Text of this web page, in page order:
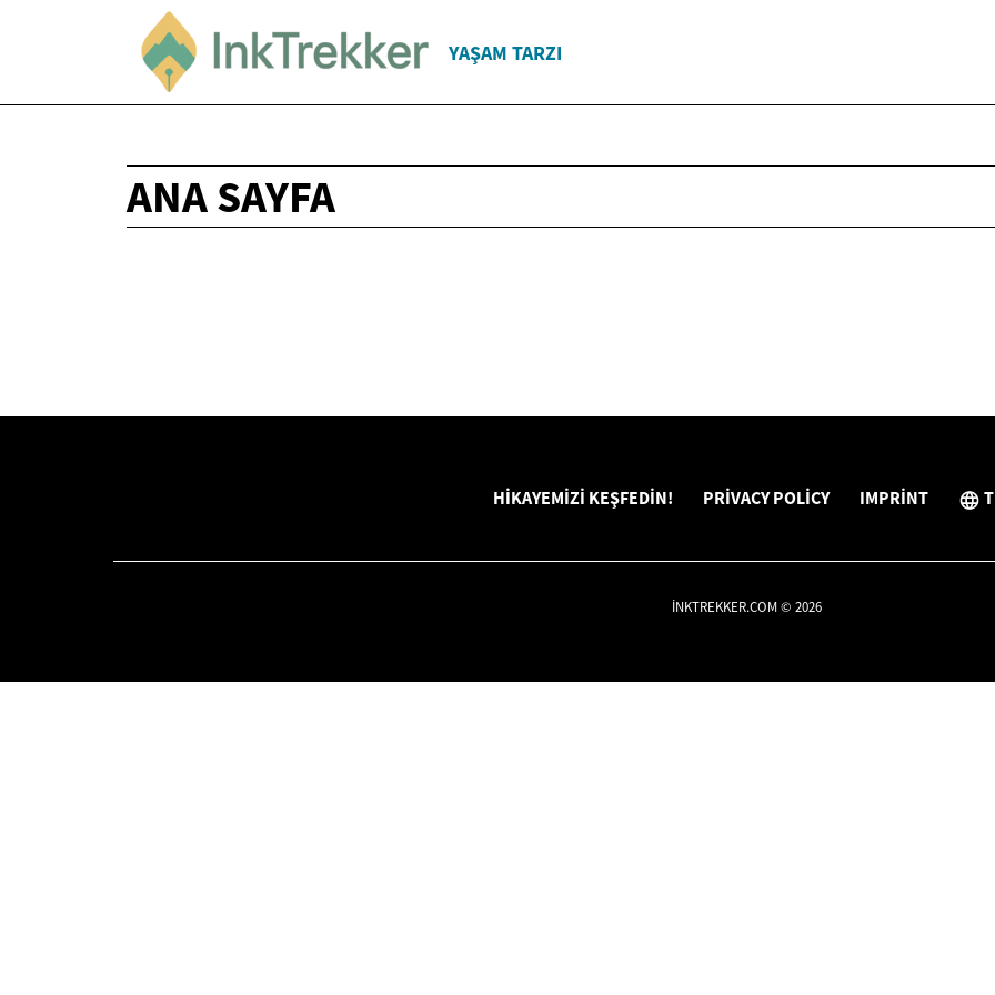
YAŞAM TARZI
ANA SAYFA
HIKAYEMIZI KEŞFEDIN! PRIVACY POLICY IMPRINT
INKTREKKER.COM © 2026